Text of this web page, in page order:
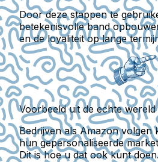
Door deze stappen te
betekenisvolle band
en de loyaliteit op lange
Voorbeeld uit de echte wereld
Bedrijven als Amazon volgen
hun gepersonaliseerde
Dit is hoe u dat ook kunt